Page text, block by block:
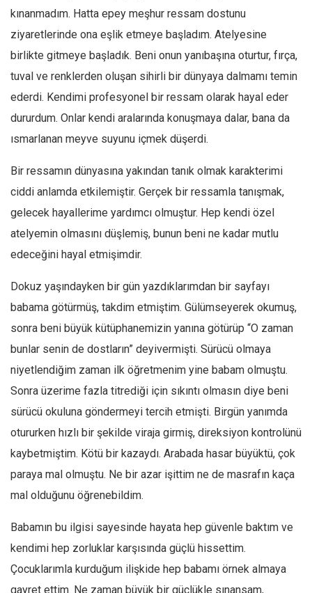
Spor
Manzara
Sağlık
Gıda-Beslenme
Hayat
Türkiye
Dünya
Avrupa
Asya
Afrika
İslam Dünyası
Amerika
Avustralya
Tarih
Düşünce
Dosyalar
kınanmadım. Hatta epey meşhur ressam dostunu
ziyaretlerinde ona eşlik etmeye başladım. Atelyesine
birlikte gitmeye başladık. Beni onun yanıbaşına oturtur, fırça,
tuval ve renklerden oluşan sihirli bir dünyaya dalmamı temin
ederdi. Kendimi profesyonel bir ressam olarak hayal eder
dururdum. Onlar kendi aralarında konuşmaya dalar, bana da
ısmarlanan meyve suyunu içmek düşerdi.
Bir ressamın dünyasına yakından tanık olmak karakterimi
ciddi anlamda etkilemiştir. Gerçek bir ressamla tanışmak,
gelecek hayallerime yardımcı olmuştur. Hep kendi özel
atelyemin olmasını düşlemiş, bunun beni ne kadar mutlu
edeceğini hayal etmişimdir.
Dokuz yaşındayken bir gün yazdıklarımdan bir sayfayı
babama götürmüş, takdim etmiştim. Gülümseyerek okumuş,
sonra beni büyük kütüphanemizin yanına götürüp “O zaman
bunlar senin de dostların” deyivermişti. Sürücü olmaya
niyetlendiğim zaman ilk öğretmenim yine babam olmuştu.
Sonra üzerime fazla titrediği için sıkıntı olmasın diye beni
sürücü okuluna göndermeyi tercih etmişti. Birgün yanımda
otururken hızlı bir şekilde viraja girmiş, direksiyon kontrolünü
kaybetmiştim. Kötü bir kazaydı. Arabada hasar büyüktü, çok
paraya mal olmuştu. Ne bir azar işittim ne de masrafın kaça
mal olduğunu öğrenebildim.
Babamın bu ilgisi sayesinde hayata hep güvenle baktım ve
kendimi hep zorluklar karşısında güçlü hissettim.
Çocuklarımla kurduğum ilişkide hep babamı örnek almaya
gayret ettim. Ne zaman büyük bir güçlükle sınansam,